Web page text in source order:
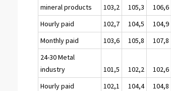
mineral products
103,2 105,3 106,6
Hourly paid
102,7 104,5 104,9
Monthly paid
103,6 105,8 107,8
24-30 Metal
industry
101,5 102,2 102,6
Hourly paid
102,1 104,4 104,8